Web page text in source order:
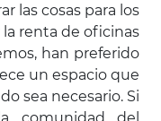
las cosas para los
la renta de oficinas
han preferido
un espacio que
sea necesario. Si
comunidad del